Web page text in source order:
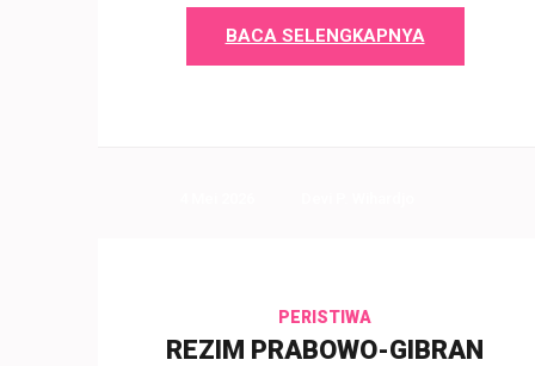
BACA SELENGKAPNYA
PERISTIWA
REZIM PRABOWO-GIBRAN